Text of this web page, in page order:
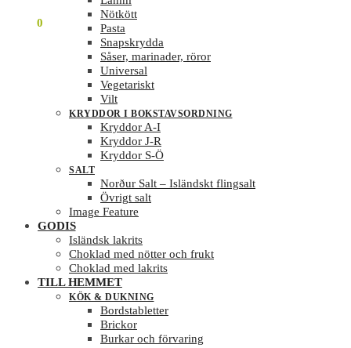
0
Nötkött
Pasta
Snapskrydda
Såser, marinader, röror
Universal
Vegetariskt
Vilt
KRYDDOR I BOKSTAVSORDNING
Kryddor A-I
Kryddor J-R
Kryddor S-Ö
SALT
Norður Salt – Isländskt flingsalt
Övrigt salt
Image Feature
GODIS
Isländsk lakrits
Choklad med nötter och frukt
Choklad med lakrits
TILL HEMMET
KÖK & DUKNING
Bordstabletter
Brickor
Burkar och förvaring